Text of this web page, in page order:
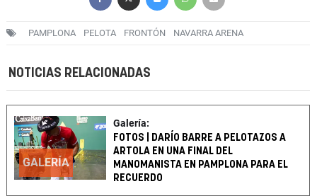
PAMPLONA PELOTA FRONTÓN NAVARRA ARENA
NOTICIAS RELACIONADAS
GALERÍA
Galería:
FOTOS | DARÍO BARRE A PELOTAZOS A
ARTOLA EN UNA FINAL DEL
MANOMANISTA EN PAMPLONA PARA EL
RECUERDO